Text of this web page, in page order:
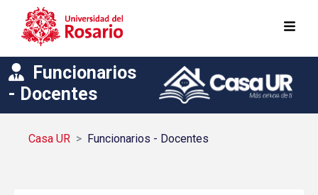
Pasar al contenido principal
Funcionarios
- Docentes
Casa UR Funcionarios - Docentes